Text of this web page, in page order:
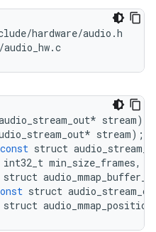
hardware/audio.h
* stream);
* stream);
const struct
int32_t min_size_frames,
struct
struct
struct audio_mmap_position